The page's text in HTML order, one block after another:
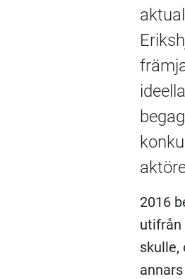
2016
utifrån
skulle,